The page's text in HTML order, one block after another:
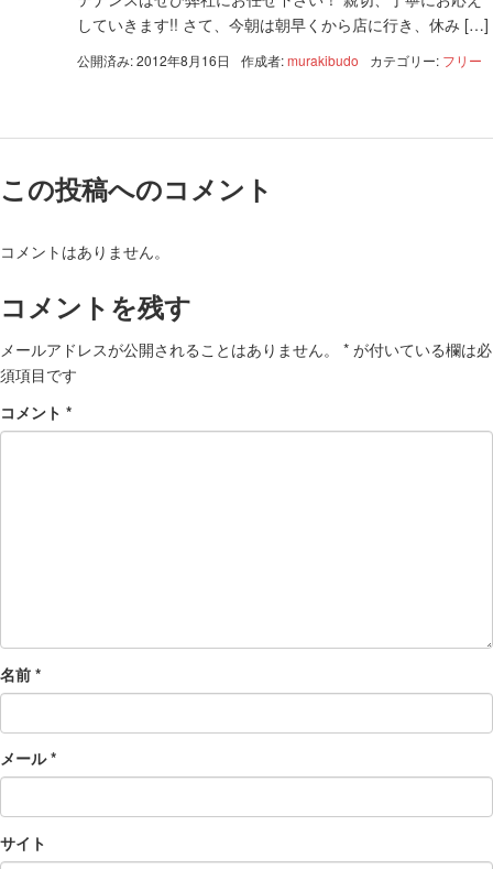
していきます!! さて、今朝は朝早くから店に行き、休み […]
公開済み: 2012年8月16日 作成者:murakibudo カテゴリー: フリー
この投稿へのコメント
コメントはありません。
コメントを残す
メールアドレスが公開されることはありません。 * が付いている欄は必
須項目です
コメント *
名前 *
メール*
サイト